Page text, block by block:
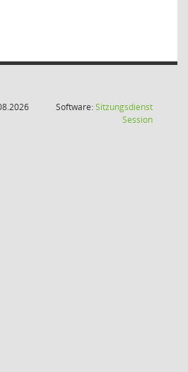
Software:Sitzungsdienst
Session(Wird in